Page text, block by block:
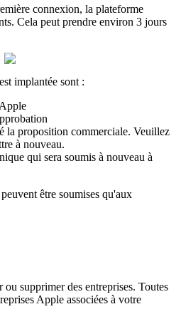
connexion, la plateforme
Cela peut prendre environ 3 jours
implantée sont :
la proposition commerciale. Veuillez
à nouveau.
qui sera soumis à nouveau à
être soumises qu'aux
supprimer des entreprises. Toutes
Apple associées à votre